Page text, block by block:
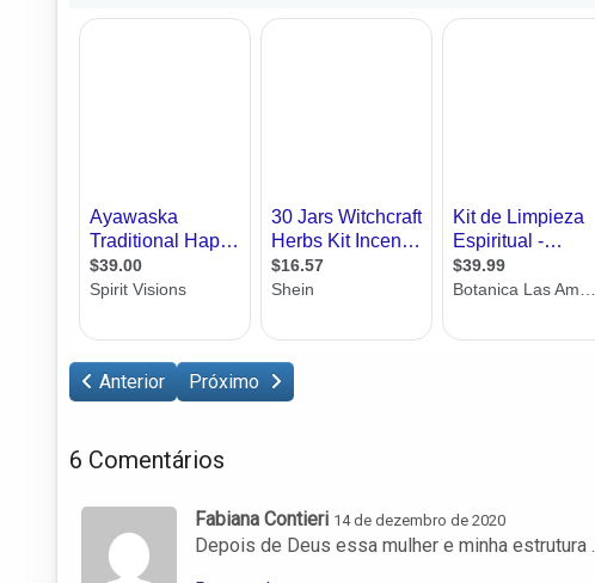
Anterior Próximo
6 Comentários
Fabiana Contieri 14 de dezembro de 2020
Depois de Deus essa mulher e minha estrutura .